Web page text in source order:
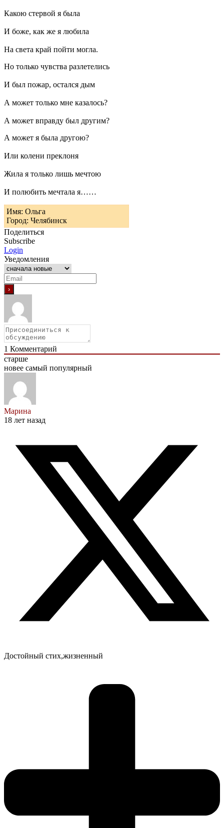
Какою стервой я была
И боже, как же я любила
На света край пойти могла.
Но только чувства разлетелись
И был пожар, остался дым
А может только мне казалось?
А может вправду был другим?
А может я была другою?
Или колени преклоня
Жила я только лишь мечтою
И полюбить мечтала я……
Имя: Ольга
Город: Челябинск
Поделиться
Subscribe
Login
Уведомления
1 Комментарий
старше
новее самый популярный
Марина
18 лет назад
Достойный стих,жизненный